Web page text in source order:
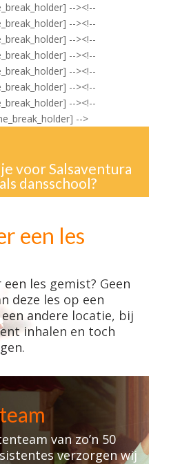
--><!--
--><!--
--><!--
--><!--
--><!--
--><!--
--><!--
-->
voor Salsaventura
dansschool?
een les
les gemist? Geen
deze les op een
andere locatie, bij
inhalen en toch
van zo’n 50
verzorgen wij